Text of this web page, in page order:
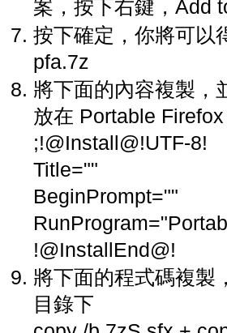
案，按下右鍵，Add
按下確定，你將可以
pfa.7z
將下面的內容複製，
放在 Portable
;!@Install@!UTF-8!
Title=""
BeginPrompt=""
!@InstallEnd@!
將下面的程式碼複製
目錄下